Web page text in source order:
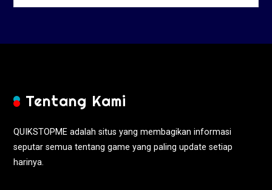
Tentang Kami
QUIKSTOPME adalah situs yang membagikan informasi
seputar semua tentang game yang paling update setiap
harinya.